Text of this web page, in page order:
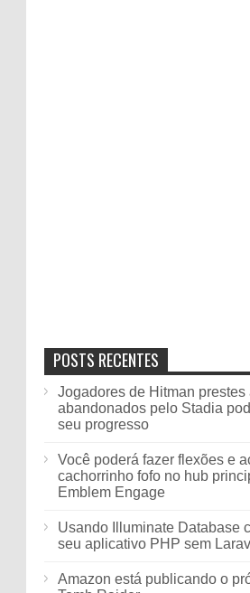
POSTS RECENTES
Jogadores de Hitman prestes
abandonados pelo Stadia
seu progresso
Você poderá fazer flexões e
cachorrinho fofo no hub
Emblem Engage
Usando Illuminate Database
seu aplicativo PHP sem
Amazon está publicando o